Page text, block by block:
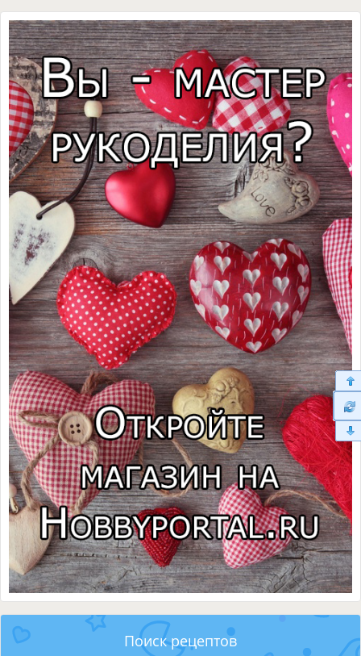
Поиск рецептов